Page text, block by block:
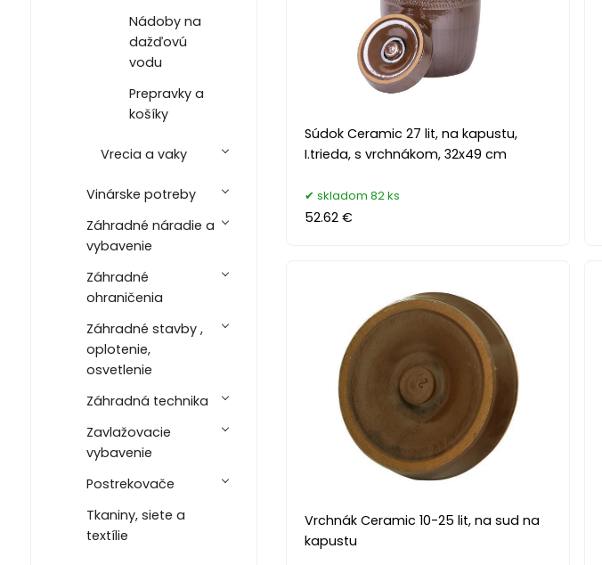
Nádoby na
dažďovú
vodu
Prepravky a
košíky
Vrecia a vaky
Vinárske potreby
Záhradné náradie a
vybavenie
Záhradné
ohraničenia
Záhradné stavby ,
oplotenie,
osvetlenie
Záhradná technika
Zavlažovacie
vybavenie
Postrekovače
Tkaniny, siete a
textílie
Súdok Ceramic 27 lit, na kapustu,
I.trieda, s vrchnákom, 32x49 cm
skladom 82 ks
52.62 €
Vrchnák Ceramic 10-25 lit, na sud na
kapustu